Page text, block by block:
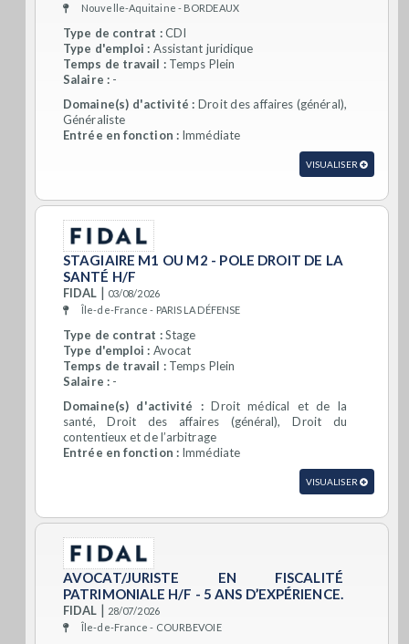
Nouvelle-Aquitaine - BORDEAUX
Type de contrat :CDI
Type d'emploi : Assistant juridique
Temps de travail :Temps Plein
Salaire :-
Domaine(s) d'activité : Droit des affaires (général),
Généraliste
Entrée en fonction : Immédiate
VISUALISER
STAGIAIRE M1 OU M2 - POLE DROIT DE LA
SANTÉ H/F
FIDAL | 03/08/2026
Île-de-France - PARIS LA DÉFENSE
Type de contrat :Stage
Type d'emploi : Avocat
Temps de travail :Temps Plein
Salaire :-
Domaine(s) d'activité :Droit médical et de la
santé, Droit des affaires (général), Droit du
contentieux et de l’arbitrage
Entrée en fonction : Immédiate
VISUALISER
AVOCAT/JURISTE EN FISCALITÉ
PATRIMONIALE H/F - 5 ANS D’EXPÉRIENCE.
FIDAL | 28/07/2026
Île-de-France - COURBEVOIE